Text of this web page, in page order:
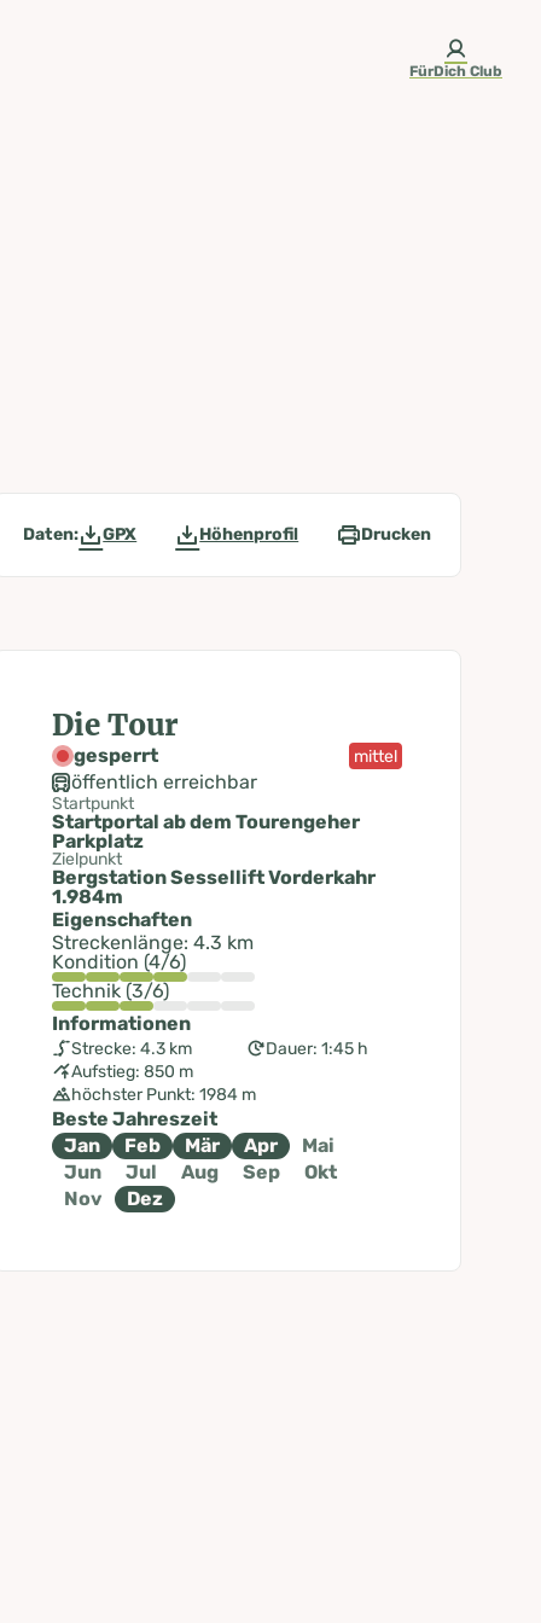
FürDich Club
Daten: GPX Höhenprofil Drucken
Die Tour
gesperrt mittel
öffentlich erreichbar
Startpunkt
Startportal ab dem Tourengeher
Parkplatz
Zielpunkt
Bergstation Sessellift Vorderkahr
1.984m
Eigenschaften
Streckenlänge: 4.3 km
Kondition (4/6)
Technik (3/6)
Informationen
Strecke: 4.3 km
Dauer: 1:45 h
Aufstieg: 850 m
höchster Punkt: 1984 m
Beste Jahreszeit
Jan
Feb Mär Apr
Mai
Jun
Jul Aug Sep
Okt
Nov
Dez